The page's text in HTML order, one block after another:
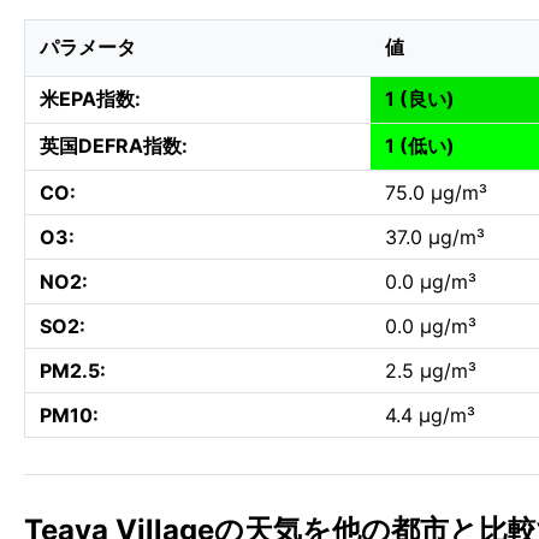
パラメータ 値
米EPA指数:
1 (良い)
英国DEFRA指数:
1 (低い)
CO:
75.0 µg/m³
O3:
37.0 µg/m³
NO2:
0.0 µg/m³
SO2:
0.0 µg/m³
PM2.5:
2.5 µg/m³
PM10:
4.4 µg/m³
Teava Villageの天気を他の都市と比